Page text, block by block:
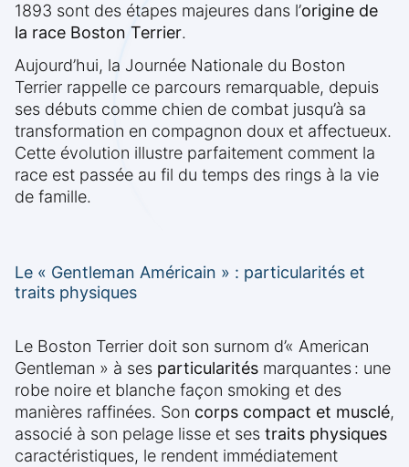
1893 sont des étapes majeures dans l’origine de
la race Boston Terrier.
Aujourd’hui, la Journée Nationale du Boston
Terrier rappelle ce parcours remarquable, depuis
ses débuts comme chien de combat jusqu’à sa
transformation en compagnon doux et affectueux.
Cette évolution illustre parfaitement comment la
race est passée au fil du temps des rings à la vie
de famille.
Le « Gentleman Américain » : particularités et
traits physiques
Le Boston Terrier doit son surnom d’« American
Gentleman » à ses particularités marquantes : une
robe noire et blanche façon smoking et des
manières raffinées. Son corps compact et musclé,
associé à son pelage lisse et ses traits physiques
caractéristiques, le rendent immédiatement